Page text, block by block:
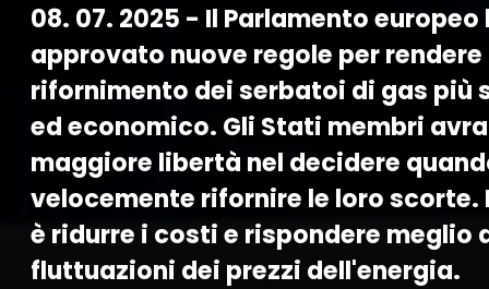
08. 07. 2025 - Il Parlamento europeo
approvato nuove regole per rendere
rifornimento dei serbatoi di gas più
ed economico. Gli Stati membri
maggiore libertà nel decidere
velocemente rifornire le loro
è ridurre i costi e rispondere meglio
fluttuazioni dei prezzi dell'energia.